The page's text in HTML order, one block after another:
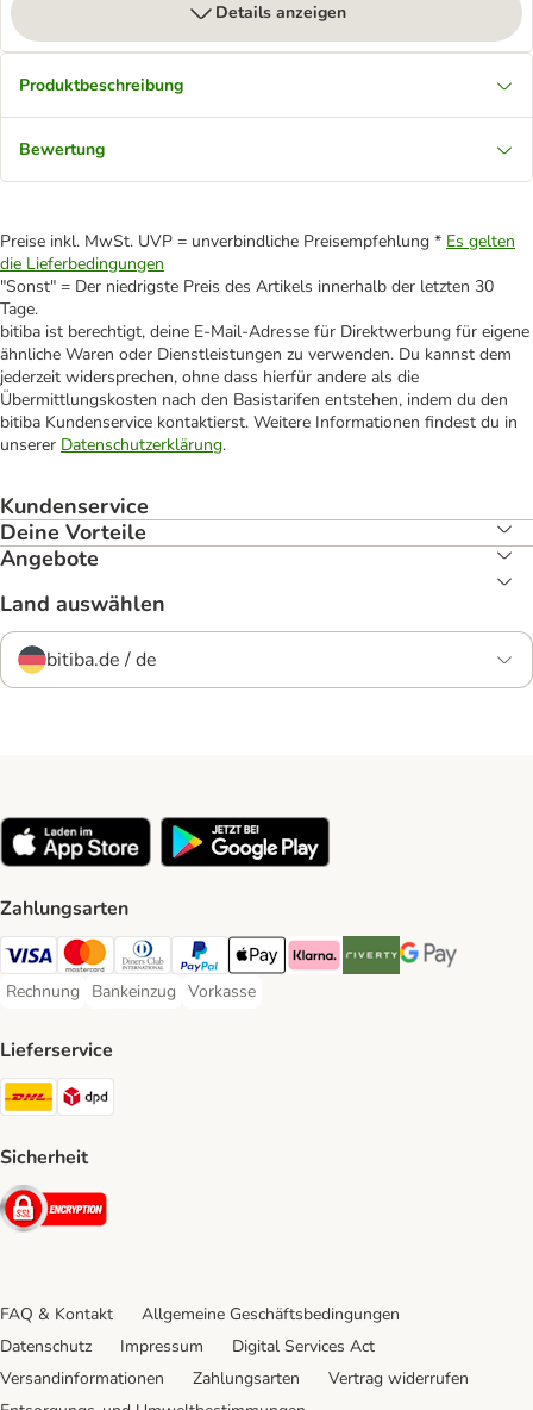
Details anzeigen
Produktbeschreibung
Bewertung
Preise inkl. MwSt. UVP = unverbindliche Preisempfehlung * Es gelten
die Lieferbedingungen
"Sonst" = Der niedrigste Preis des Artikels innerhalb der letzten 30
Tage.
bitiba ist berechtigt, deine E-Mail-Adresse für Direktwerbung für eigene
ähnliche Waren oder Dienstleistungen zu verwenden. Du kannst dem
jederzeit widersprechen, ohne dass hierfür andere als die
Übermittlungskosten nach den Basistarifen entstehen, indem du den
bitiba Kundenservice kontaktierst. Weitere Informationen findest du in
unserer Datenschutzerklärung.
Kundenservice
Deine Vorteile
Angebote
Land auswählen
bitiba.de / de
Zahlungsarten
Visa Payment Method
Mastercard Payment Method
Diners Club Payment Method
PayPal Payment Method
Apple Pay Payment Method
Klarna Payment Method
Riverty Payment Method
Google Pay
Rechnung
Rechnung Payment Method
Bankeinzug
Bankeinzug Payment Method
Vorkasse
Vorkasse Payment Method
Lieferservice
DHL Shipping Method
Sicherheit
Security
FAQ & Kontakt
Allgemeine Geschäftsbedingungen
Datenschutz
Impressum
Digital Services Act
Versandinformationen
Zahlungsarten
Vertrag widerrufen